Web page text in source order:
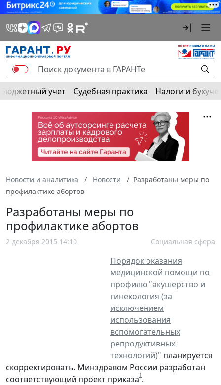
Бюджетный учет Судебная практика Налоги и
Новости и аналитика Новости
Разработаны меры по
профилактике абортов
Разработаны меры по
профилактике абортов
2 декабря 2015 14:10 Социальная сфера
Порядок оказания
медицинской помощи по
профилю "акушерство и
гинекология (за
исключением
использования
вспомогательных
репродуктивных
технологий)" планируется
скорректировать. Минздравом России разработан
соответствующий проект приказа1.